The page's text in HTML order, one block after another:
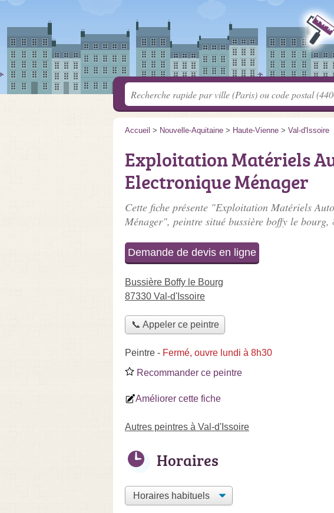
Accueil > Nouvelle-Aquitaine > Haute-Vienne > Val-d'Issoire
Exploitation Matériels
Electronique Ménager
Cette fiche présente "Exploitation Matériels
Ménager", peintre situé bussière boffy le bourg,
Demande de devis en ligne
Bussière Boffy le Bourg
87330 Val-d'Issoire
📞 Appeler ce peintre
Peintre - Fermé, ouvre lundi à 8h30
Recommander ce peintre
Améliorer cette fiche
Autres peintres à Val-d'Issoire
Horaires